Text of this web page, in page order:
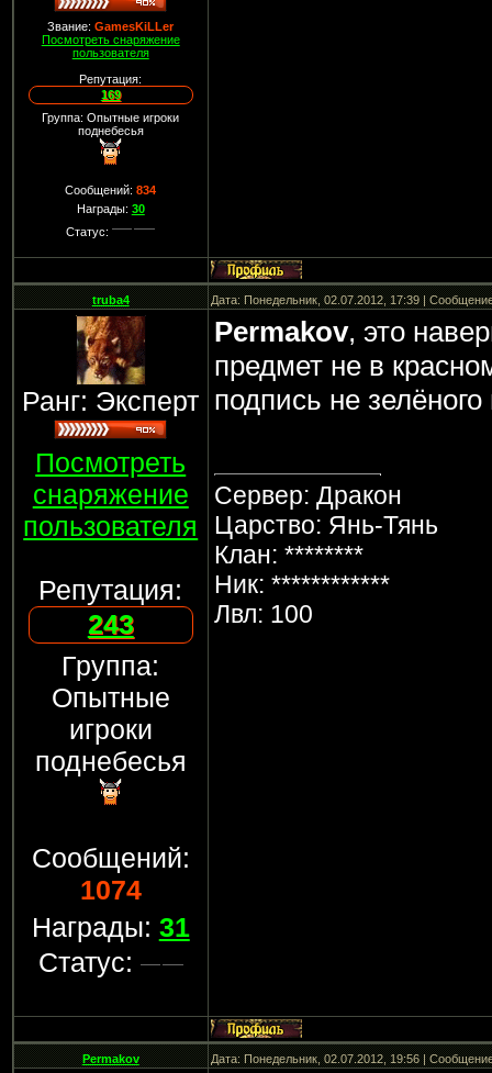
Звание:GamesKiLLer
Посмотреть снаряжение
пользователя
Репутация:
169
Группа: Опытные игроки
поднебесья
Сообщений:834
Награды: 30
Статус:
truba4 Дата: Понедельник, 02.07.2012, 17:39 |
Ранг: Эксперт
Посмотреть
снаряжение
пользователя
Репутация:
243
Группа:
Опытные
игроки
поднебесья
Сообщений:
1074
Награды: 31
Статус:
Permakov, это
предмет не в
подпись не зелёного
Сервер: Дракон
Царство: Янь-Тянь
Клан: ********
Ник: ************
Лвл: 100
Permakov Дата: Понедельник, 02.07.2012, 19:56 |